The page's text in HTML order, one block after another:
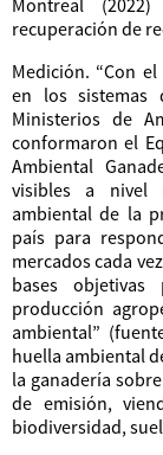
recuperación de
Medición. “Con
en los sistemas
Ministerios de
conformaron el
Ambiental
visibles a nivel
ambiental de la
país para
mercados cada
bases
producción
ambiental”
huella ambiental
la ganadería
de emisión,
biodiversidad,